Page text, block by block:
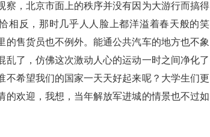
，北京市面上的秩序并没有因为大游行而搞得
相反，那时几乎人人脸上都洋溢着春天般的笑
的售货员也不例外。能通公共汽车的地方也不象
乱了，仿佛这次激动人心的运动一时之间净化了
不希望我们的国家一天天好起来呢？大学生们更
的欢迎，我想，当年解放军进城的情景也不过如